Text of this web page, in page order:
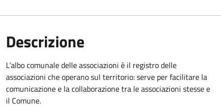
Descrizione
L’albo comunale delle associazioni è il registro delle
associazioni che operano sul territorio: serve per facilitare la
comunicazione e la collaborazione tra le associazioni stesse e
il Comune.